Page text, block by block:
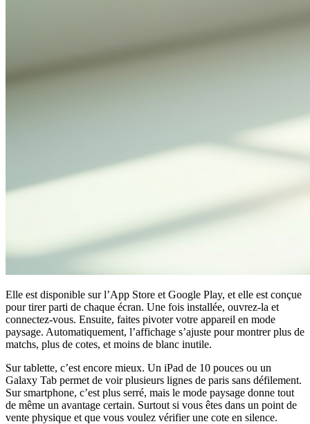
Elle est disponible sur l’App Store et Google Play, et elle est conçue
pour tirer parti de chaque écran. Une fois installée, ouvrez-la et
connectez-vous. Ensuite, faites pivoter votre appareil en mode
paysage. Automatiquement, l’affichage s’ajuste pour montrer plus de
matchs, plus de cotes, et moins de blanc inutile.
Sur tablette, c’est encore mieux. Un iPad de 10 pouces ou un
Galaxy Tab permet de voir plusieurs lignes de paris sans défilement.
Sur smartphone, c’est plus serré, mais le mode paysage donne tout
de même un avantage certain. Surtout si vous êtes dans un point de
vente physique et que vous voulez vérifier une cote en silence.